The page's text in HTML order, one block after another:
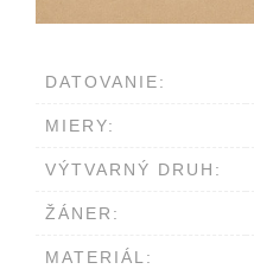
DATOVANIE:
MIERY:
VÝTVARNÝ DRUH:
ŽÁNER:
MATERIÁL: